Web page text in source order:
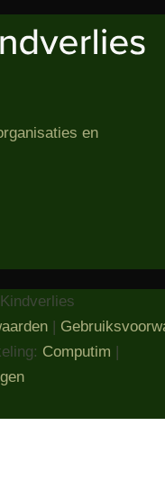
en
Computim